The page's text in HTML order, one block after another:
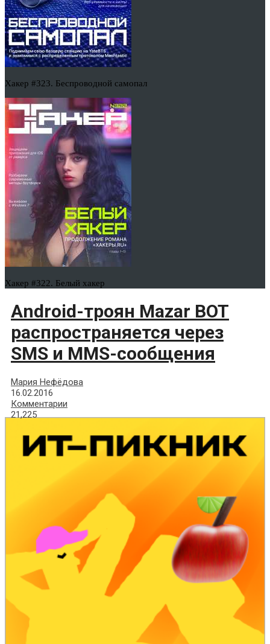
Хакер #323. Беспроводной самопал
Хакер #322. Белый хакер
Android-троян Mazar BOT
распространяется через
SMS и MMS-сообщения
Мария Нефёдова
16.02.2016
Комментарии
21,225